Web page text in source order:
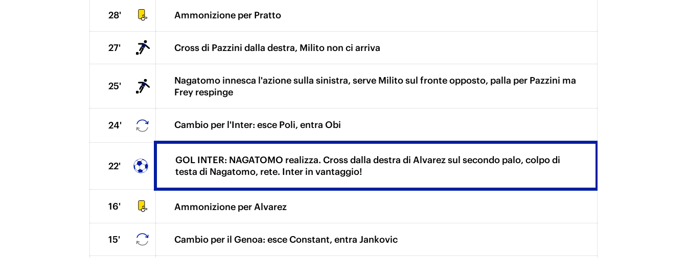
28' Ammonizione per Pratto
27' Cross di Pazzini dalla destra, Milito non ci arriva
25'
Nagatomo innesca l'azione sulla sinistra, serve Milito sul fronte opposto, palla per Pazzini ma
Frey respinge
24' Cambio per l'Inter: esce Poli, entra Obi
22'
GOL INTER: NAGATOMO realizza. Cross dalla destra di Alvarez sul secondo palo, colpo di
testa di Nagatomo, rete. Inter in vantaggio!
16' Ammonizione per Alvarez
15' Cambio per il Genoa: esce Constant, entra Jankovic